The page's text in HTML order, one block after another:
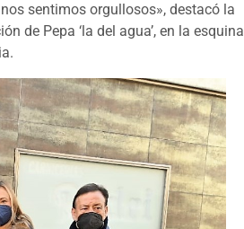
sentimos orgullosos», destacó la
de Pepa ‘la del agua’, en la esquina